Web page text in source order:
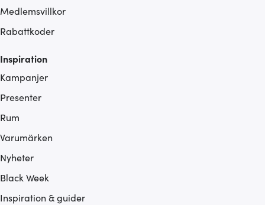
Medlemsvillkor
Rabattkoder
Inspiration
Kampanjer
Presenter
Rum
Varumärken
Nyheter
Black Week
Inspiration & guider